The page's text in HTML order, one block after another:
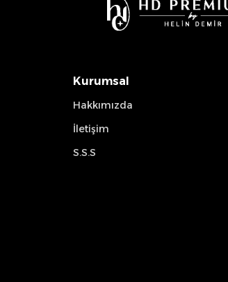
Kurumsal
Hakkımızda
İletişim
S.S.S